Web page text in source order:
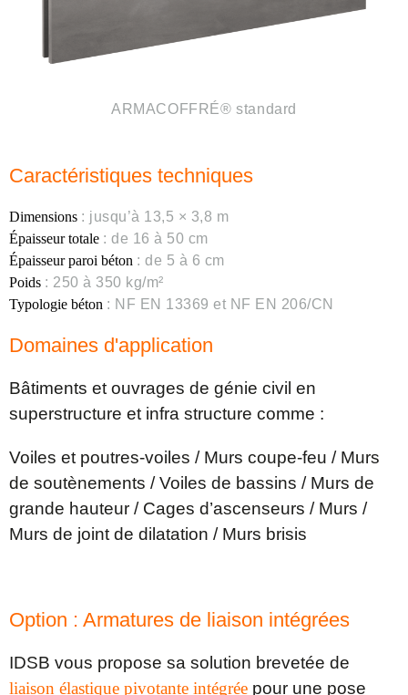
Caractéristiques techniques
Dimensions : jusqu’à 13,5 × 3,8 m
Épaisseur totale : de 16 à 50 cm
Épaisseur paroi béton : de 5 à 6 cm
Poids : 250 à 350 kg/m²
Typologie béton : NF EN 13369 et NF EN 206/CN
Domaines d'application
Bâtiments et ouvrages de génie civil en
superstructure et infra structure comme :
Voiles et poutres-voiles / Murs coupe-feu / Murs
de soutènements / Voiles de bassins / Murs de
grande hauteur / Cages d’ascenseurs / Murs /
Murs de joint de dilatation / Murs brisis
ARMACOFFRÉ® avec paroi matricée (numéro de
Option : Armatures de liaison intégrées
IDSB vous propose sa solution brevetée de
liaison élastique pivotante intégrée pour une pose